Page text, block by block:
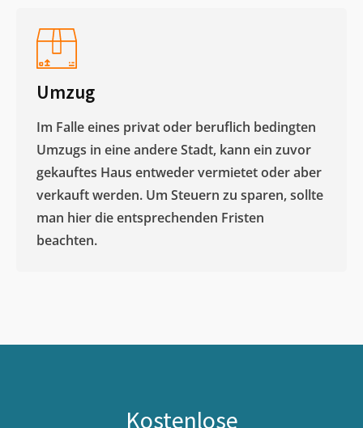
Umzug
Im Falle eines privat oder beruflich bedingten
Umzugs in eine andere Stadt, kann ein zuvor
gekauftes Haus entweder vermietet oder aber
verkauft werden. Um Steuern zu sparen, sollte
man hier die entsprechenden Fristen
beachten.
Kostenlose